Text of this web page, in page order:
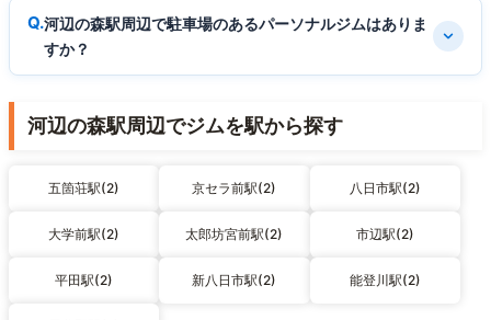
河辺の森駅周辺で駐車場のあるパーソナルジムはありま
すか？
河辺の森駅周辺でジムを駅から探す
五箇荘駅(2) 京セラ前駅(2) 八日市駅(2)
大学前駅(2) 太郎坊宮前駅(2) 市辺駅(2)
平田駅(2) 新八日市駅(2) 能登川駅(2)